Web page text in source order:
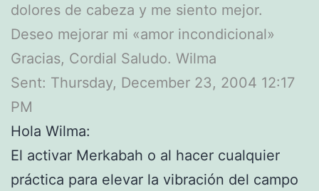
dolores de cabeza y me siento mejor.
Deseo mejorar mi «amor incondicional»
Gracias, Cordial Saludo. Wilma
Sent: Thursday, December 23, 2004 12:17
PM
Hola Wilma:
El activar Merkabah o al hacer cualquier
práctica para elevar la vibración del campo